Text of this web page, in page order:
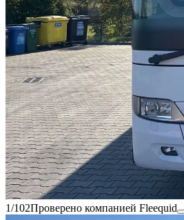
1/102Проверено компанией Fleequid